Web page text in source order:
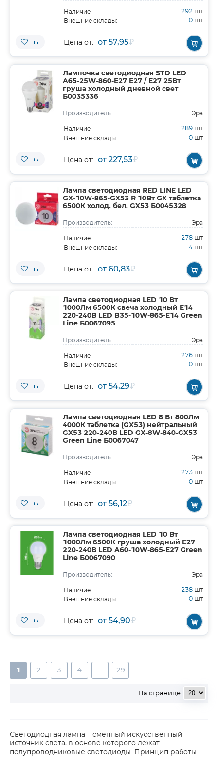
Наличие: 292 шт
Внешние склады: 0 шт
Цена от: от 57,95₽
Лампочка светодиодная STD LED
A65-25W-860-E27 E27 / Е27 25Вт
груша холодный дневной свет
Б0035336
Производитель: Эра
Наличие: 289 шт
Внешние склады: 0 шт
Цена от: от 227,53₽
Лампа светодиодная RED LINE LED
GX-10W-865-GX53 R 10Вт GX таблетка
6500К холод. бел. GX53 Б0045328
Производитель: Эра
Наличие: 278 шт
Внешние склады: 4 шт
Цена от: от 60,83₽
Лампа светодиодная LED 10 Вт
1000Лм 6500К свеча холодный E14
220-240В LED B35-10W-865-E14 Green
Line Б0067095
Производитель: Эра
Наличие: 276 шт
Внешние склады: 0 шт
Цена от: от 54,29₽
Лампа светодиодная LED 8 Вт 800Лм
4000К таблетка (GX53) нейтральный
GX53 220-240В LED GX-8W-840-GX53
Green Line Б0067047
Производитель: Эра
Наличие: 273 шт
Внешние склады: 0 шт
Цена от: от 56,12₽
Лампа светодиодная LED 10 Вт
1000Лм 6500К груша холодный E27
220-240В LED A60-10W-865-E27 Green
Line Б0067090
Производитель: Эра
Наличие: 238 шт
Внешние склады: 0 шт
Цена от: от 54,90₽
1 2 3 4 ... 29
На странице:
Светодиодная лампа – сменный искусственный
источник света, в основе которого лежат
полупроводниковые светодиоды. Принцип работы